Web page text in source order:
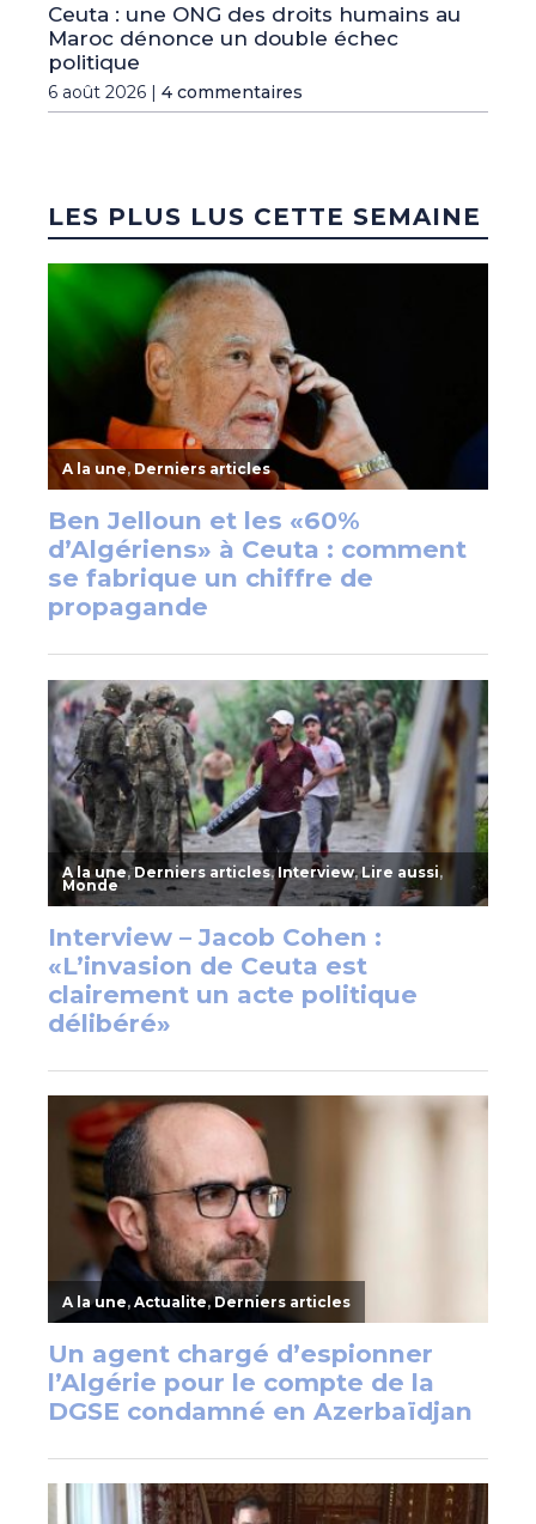
Ceuta : une ONG des droits humains au
Maroc dénonce un double échec
politique
6 août 2026 | 4 commentaires
LES PLUS LUS CETTE SEMAINE